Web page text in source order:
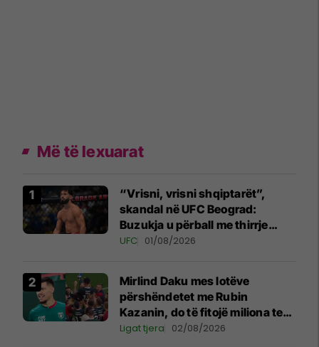
Më të lexuarat
“Vrisni, vrisni shqiptarët”,
skandal në UFC Beograd:
Buzukja u përball me thirrje
anti-shqiptare nga tribunat
UFC 01/08/2026
Mirlind Daku mes lotëve
përshëndetet me Rubin
Kazanin, do të fitojë miliona te
Spartak Moska
Ligat tjera 02/08/2026